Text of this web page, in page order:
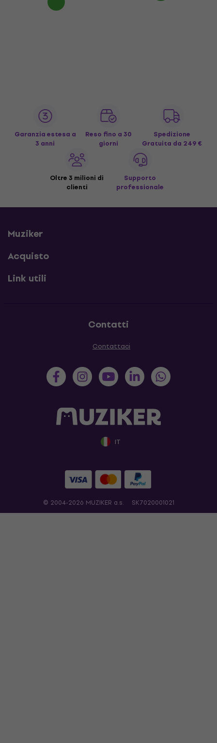
Garanzia estesa a
3 anni
Reso fino a 30
giorni
Spedizione
Gratuita da 249 €
Oltre 3 milioni di
clienti
Supporto
professionale
Muziker
Acquisto
Link utili
Contatti
Contattaci
IT
© 2004-2026 MUZIKER a.s. SK7020001021